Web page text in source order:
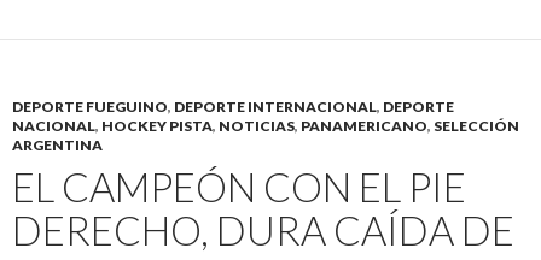
DEPORTE FUEGUINO, DEPORTE INTERNACIONAL, DEPORTE
NACIONAL, HOCKEY PISTA, NOTICIAS, PANAMERICANO, SELECCIÓN
ARGENTINA
EL CAMPEÓN CON EL PIE
DERECHO, DURA CAÍDA DE